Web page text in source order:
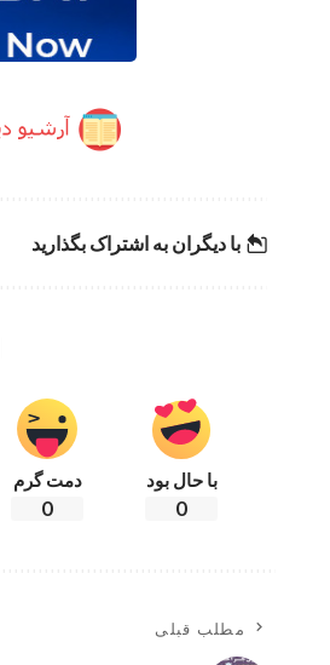
با دیگران به اشتراک بگذارید
با حال بود
0
دمت گرم
0
مطلب قبلی